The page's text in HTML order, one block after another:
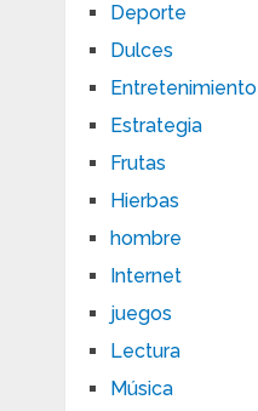
Deporte
Dulces
Entretenimiento
Estrategia
Frutas
Hierbas
hombre
Internet
juegos
Lectura
Música